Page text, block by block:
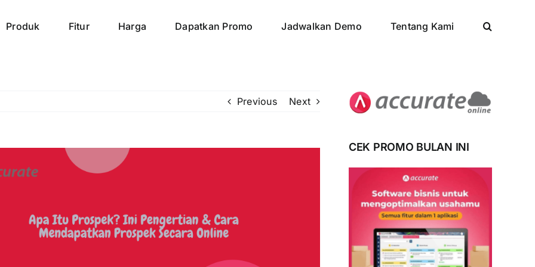
Produk Fitur Harga Dapatkan Promo Jadwalkan Demo Tentang Kami
Previous Next
CEK PROMO BULAN INI